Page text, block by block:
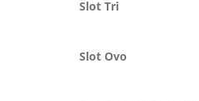
Slot Tri
Slot Ovo